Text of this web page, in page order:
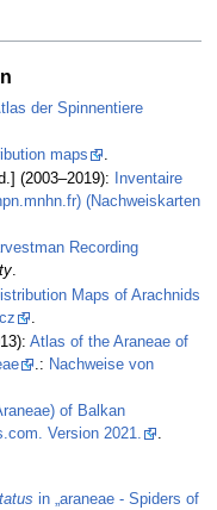
der Spinnentiere
maps
.
(2003–2019):
Inventaire
(Nachweiskarten
Recording
.
Maps of Arachnids
Atlas of the Araneae of
.: Nachweise von
of Balkan
Version 2021.
.
in „araneae - Spiders of